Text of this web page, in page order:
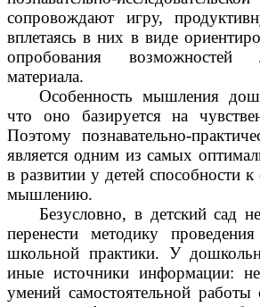
сопровождают игру,
вплетаясь в них в виде
опробования
материала.
Особенность мышления
что оно базируется на
Поэтому познавательно-
является одним из самых
в развитии у детей способности
мышлению.
Безусловно, в детский сад
перенести методику
школьной практики. У
иные источники информации:
умений самостоятельной работы